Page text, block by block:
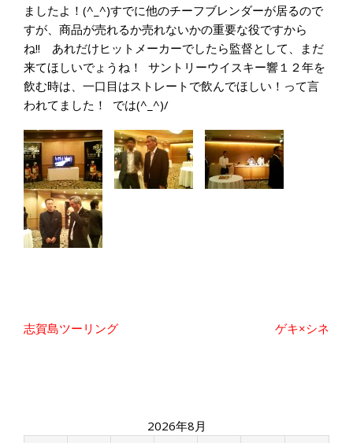
ましたよ！(^_^)すでに他のチーフブレンダーが居るので
すが、商品が売れるか売れないかの重要な役ですから
ね!! あれだけヒットメーカーでしたら監督として、まだ
来てほしいでょうね！ サントリーウイスキー響１２年を
飲む時は、一口目はストレートで飲んでほしい！って言
われてました！ では(^_^)/
投
シ
志賀島ツーリング ゲキ×シネ
2026年8月